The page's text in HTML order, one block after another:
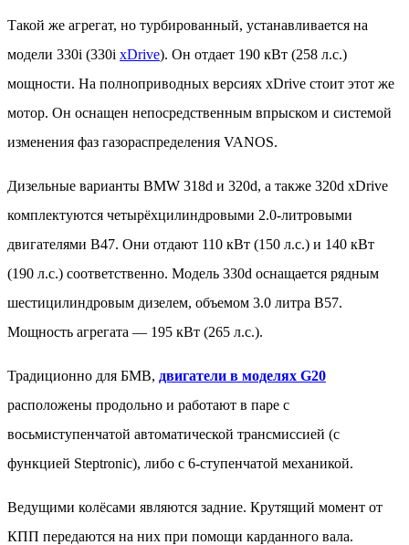
Такой же агрегат, но турбированный, устанавливается на
модели 330i (330i xDrive). Он отдает 190 кВт (258 л.с.)
мощности. На полноприводных версиях xDrive стоит этот же
мотор. Он оснащен непосредственным впрыском и системой
изменения фаз газораспределения VANOS.
Дизельные варианты BMW 318d и 320d, а также 320d xDrive
комплектуются четырёхцилиндровыми 2.0-литровыми
двигателями B47. Они отдают 110 кВт (150 л.с.) и 140 кВт
(190 л.с.) соответственно. Модель 330d оснащается рядным
шестицилиндровым дизелем, объемом 3.0 литра B57.
Мощность агрегата — 195 кВт (265 л.с.).
Традиционно для БМВ, двигатели в моделях G20
расположены продольно и работают в паре с
восьмиступенчатой автоматической трансмиссией (с
функцией Steptronic), либо с 6-ступенчатой механикой.
Ведущими колёсами являются задние. Крутящий момент от
КПП передаются на них при помощи карданного вала.